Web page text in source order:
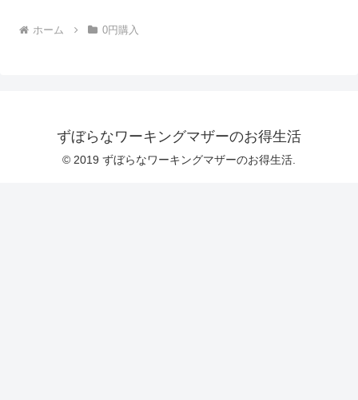
ホーム 0円購入
ずぼらなワーキングマザーのお得生活
© 2019 ずぼらなワーキングマザーのお得生活.